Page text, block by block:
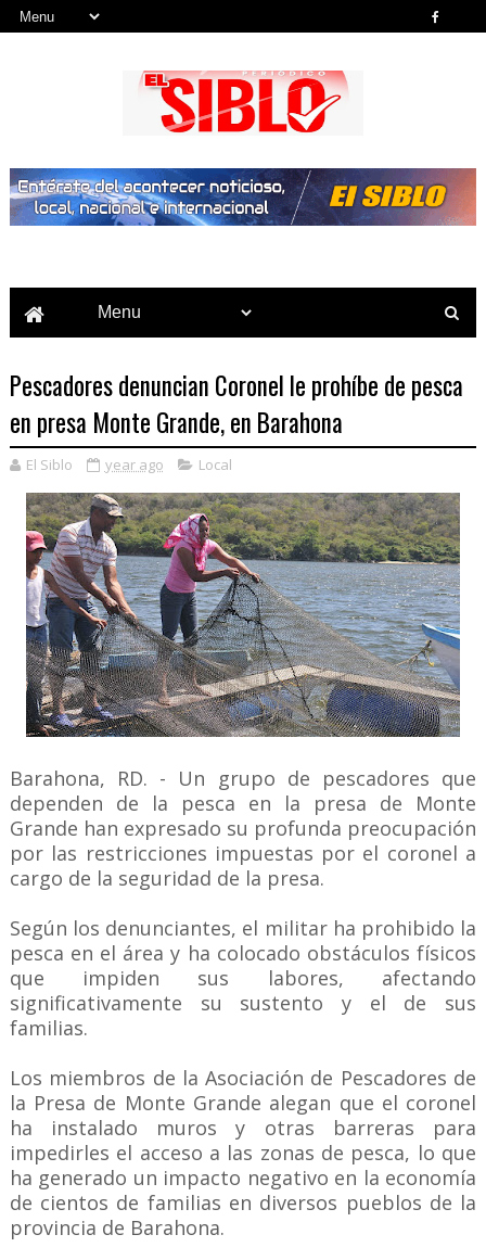
Pescadores denuncian Coronel le prohíbe de pesca
en presa Monte Grande, en Barahona
El Siblo year ago Local
Barahona, RD. - Un grupo de pescadores que
dependen de la pesca en la presa de Monte
Grande han expresado su profunda preocupación
por las restricciones impuestas por el coronel a
cargo de la seguridad de la presa.
Según los denunciantes, el militar ha prohibido la
pesca en el área y ha colocado obstáculos físicos
que impiden sus labores, afectando
significativamente su sustento y el de sus
familias.
Los miembros de la Asociación de Pescadores de
la Presa de Monte Grande alegan que el coronel
ha instalado muros y otras barreras para
impedirles el acceso a las zonas de pesca, lo que
ha generado un impacto negativo en la economía
de cientos de familias en diversos pueblos de la
provincia de Barahona.